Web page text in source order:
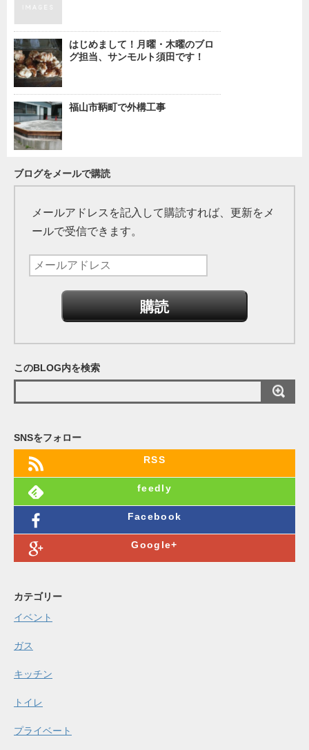
はじめまして！月曜・木曜のブロ
グ担当、サンモルト須田です！
福山市鞆町で外構工事
ブログをメールで購読
メールアドレスを記入して購読すれば、更新をメ
ールで受信できます。
ス
このBLOG内を検索
SNSをフォロー
RSS
feedly
Facebook
Google+
カテゴリー
イベント
ガス
キッチン
トイレ
プライベート